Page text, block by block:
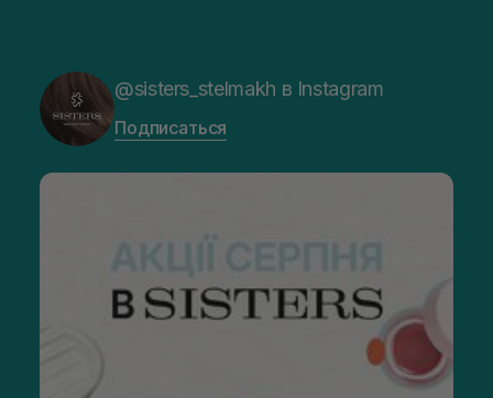
@sisters_stelmakh в Instagram
Подписаться